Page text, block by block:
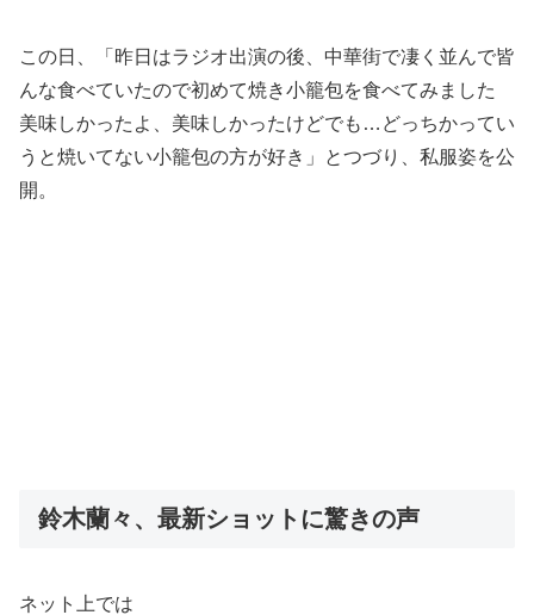
この日、「昨日はラジオ出演の後、中華街で凄く並んで皆
んな食べていたので初めて焼き小籠包を食べてみました
美味しかったよ、美味しかったけどでも…どっちかってい
うと焼いてない小籠包の方が好き」とつづり、私服姿を公
開。
鈴木蘭々、最新ショットに驚きの声
ネット上では